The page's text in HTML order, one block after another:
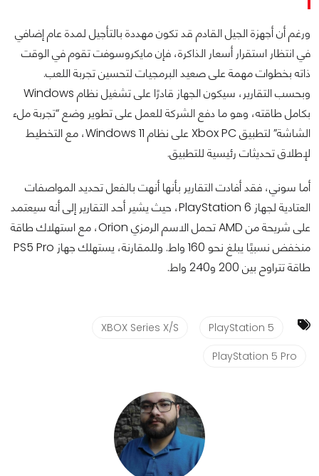
ورغم أن أجهزة الجيل القادم قد تكون مهددة بالتأجيل لمدة عام إضافي
في انتظار استقرار أسعار الذاكرة، فإن مايكروسوفت تقوم في الوقت
ذاته بخطوات مهمة على صعيد البرمجيات لتحسين تجربة اللعب.
وبحسب التقارير، سيكون الجهاز قادرًا على تشغيل نظام Windows
بكامل طاقته، وهو ما دفع الشركة للعمل على تطوير وضع “تجربة ملء
الشاشة” لتطبيق Xbox PC على نظام Windows 11، مع التخطيط
لإطلاق تحديثات رئيسية للتطبيق.
أما سوني، فقد أفادت التقارير بأنها أنهت بالفعل تحديد المواصفات
العتادية لجهاز PlayStation 6، حيث يشير أحد التقارير إلى أنه سيعتمد
على شريحة من AMD تحمل الاسم الرمزي Orion، مع استهلاك طاقة
منخفض نسبيًا يبلغ نحو 160 واط. وللمقارنة، يستهلك جهاز PS5 Pro
طاقة تتراوح بين 200 و240 واط.
PlayStation 5
XBOX Series X/S
PlayStation 5 Pro